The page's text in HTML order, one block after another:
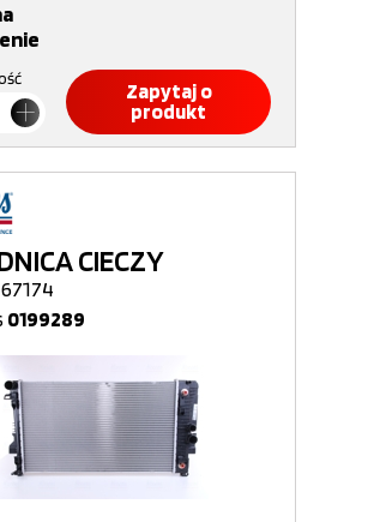
Zapytaj o
produkt
CIECZY
0199289